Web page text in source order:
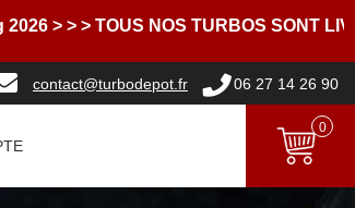
> TOUS NOS TURBOS SONT LIVRES
contact@turbodepot.fr 06 27 14 26 90
0